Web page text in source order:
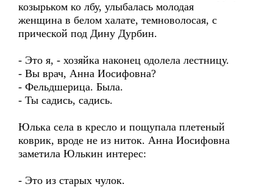
козырьком ко лбу, улыбалась молодая
женщина в белом халате, темноволосая, с
прической под Дину Дурбин.
- Это я, - хозяйка наконец одолела лестницу.
- Вы врач, Анна Иосифовна?
- Фельдшерица. Была.
- Ты садись, садись.
Юлька села в кресло и пощупала плетеный
коврик, вроде не из ниток. Анна Иосифовна
заметила Юлькин интерес:
- Это из старых чулок.